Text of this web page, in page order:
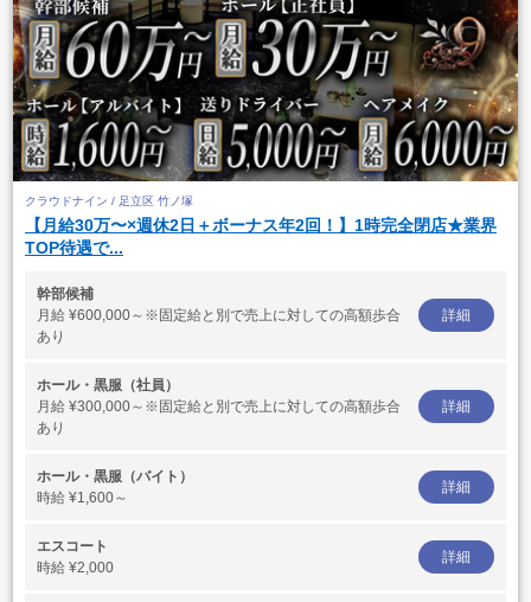
クラウドナイン / 足立区 竹ノ塚
【月給30万〜×週休2日＋ボーナス年2回！】1時完全閉店★業界
TOP待遇で...
幹部候補
月給 ¥600,000～※固定給と別で売上に対しての高額歩合
あり
詳細
ホール・黒服（社員）
月給 ¥300,000～※固定給と別で売上に対しての高額歩合
あり
詳細
ホール・黒服（バイト）
時給 ¥1,600～
詳細
エスコート
時給 ¥2,000
詳細